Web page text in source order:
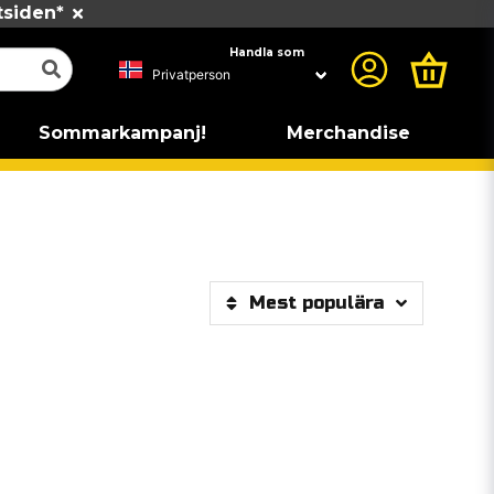
Handla som
Sommarkampanj! Merchandise
Mest populära